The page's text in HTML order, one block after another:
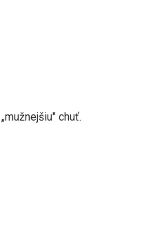
chuť.